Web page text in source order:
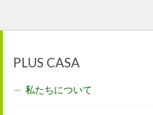
PLUS CASA
私たちについて